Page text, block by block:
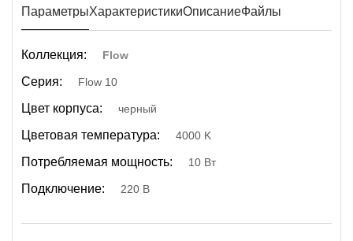
ПараметрыХарактеристикиОписаниеФайлы
Коллекция: Flow
Серия: Flow 10
Цвет корпуса: черный
Цветовая температура: 4000 K
Потребляемая мощность: 10 Вт
Подключение: 220 В